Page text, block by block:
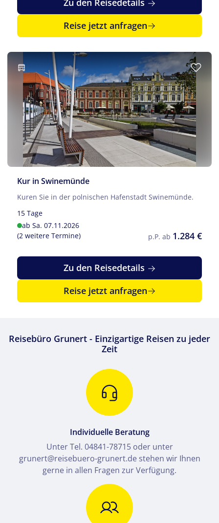
Zu den Reisedetails
Reise jetzt anfragen
Kur in Swinemünde
Kuren Sie in der polnischen Hafenstadt Swinemünde.
15 Tage
ab Sa. 07.11.2026
(2 weitere Termine)
p.P. ab 1.284 €
Zu den Reisedetails
Reise jetzt anfragen
Reisebüro Grunert - Einzigartige Reisen zu jeder
Zeit
Individuelle Beratung
Unter Tel. 04841-78715 oder unter
grunert@reisebuero-grunert.de stehen wir Ihnen
gerne in allen Fragen zur Verfügung.